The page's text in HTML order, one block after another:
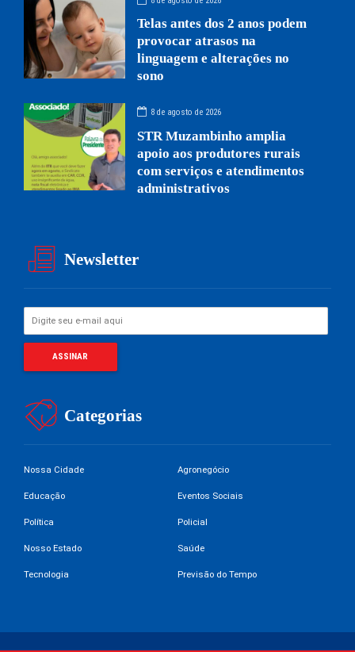
Telas antes dos 2 anos podem
provocar atrasos na
linguagem e alterações no
sono
8 de agosto de 2026
STR Muzambinho amplia
apoio aos produtores rurais
com serviços e atendimentos
administrativos
Newsletter
Categorias
Nossa Cidade Agronegócio
Educação Eventos Sociais
Política Policial
Nosso Estado Saúde
Tecnologia Previsão do Tempo